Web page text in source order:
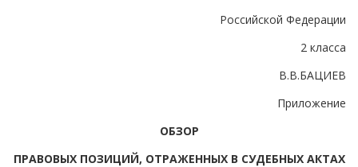
Российской Федерации
2 класса
В.В.БАЦИЕВ
Приложение
ОБЗОР
ПРАВОВЫХ ПОЗИЦИЙ, ОТРАЖЕННЫХ В СУДЕБНЫХ АКТАХ